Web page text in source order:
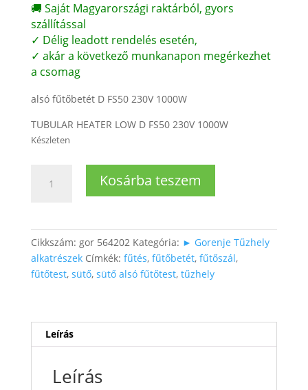
🚚 Saját Magyarországi raktárból, gyors
szállítással
✓ Délig leadott rendelés esetén,
✓ akár a következő munkanapon megérkezhet
a csomag
alsó fűtőbetét D FS50 230V 1000W
TUBULAR HEATER LOW D FS50 230V 1000W
Készleten
Kosárba teszem
Cikkszám: gor 564202 Kategória: ► Gorenje Tűzhely
alkatrészek Címkék: fűtés, fűtőbetét, fűtőszál,
fűtőtest, sütő, sütő alsó fűtőtest, tűzhely
Leírás
Leírás